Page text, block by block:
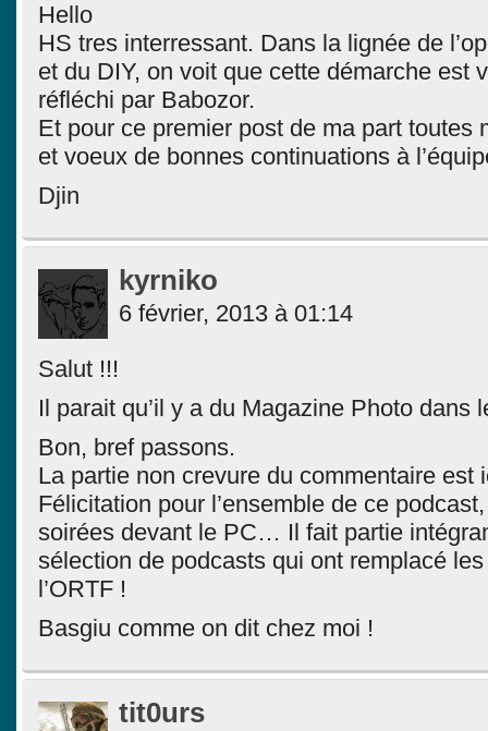
Hello
HS tres interressant. Dans la lignée de
et du DIY, on voit que cette démarche est
réfléchi par Babozor.
Et pour ce premier post de ma part toutes
et voeux de bonnes continuations à
Djin
kyrniko
6 février, 2013 à 01:14
Salut !!!
Il parait qu’il y a du Magazine Photo dans
Bon, bref passons.
La partie non crevure du commentaire est
Félicitation pour l’ensemble de ce
soirées devant le PC… Il fait partie
sélection de podcasts qui ont remplacé
l’ORTF !
Basgiu comme on dit chez moi !
tit0urs